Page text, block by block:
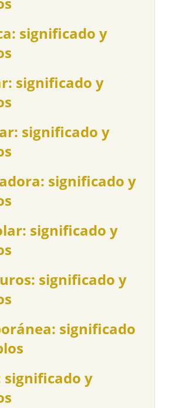
significado y
significado y
significado y
significado y
significado y
significado y
significado
significado y